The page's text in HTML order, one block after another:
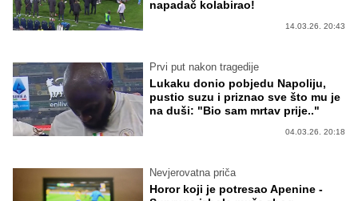
napadač kolabirao!
14.03.26. 20:43
Prvi put nakon tragedije
Lukaku donio pobjedu Napoliju,
pustio suzu i priznao sve što mu je
na duši: "Bio sam mrtav prije.."
04.03.26. 20:18
Nevjerovatna priča
Horor koji je potresao Apenine -